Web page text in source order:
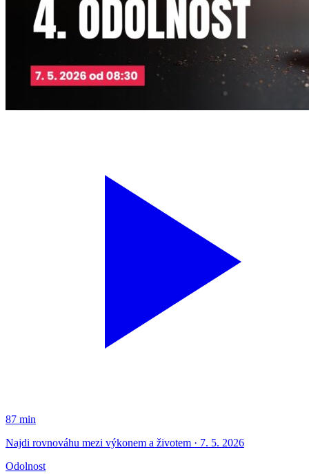
87 min
Najdi rovnováhu mezi výkonem a životem · 7. 5. 2026
Odolnost